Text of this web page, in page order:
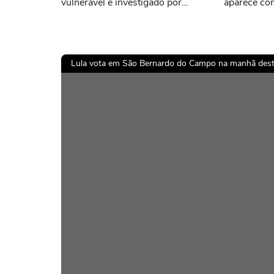
Lula vota em São Bernardo do Campo na manhã